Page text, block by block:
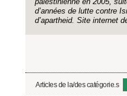
d’années de lutte contre
d’apartheid.Site internet
Articles de la/des catégorie.s